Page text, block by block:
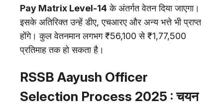
Pay Matrix Level-14 के अंतर्गत वेतन दिया जाएगा।
इसके अतिरिक्त उन्हें डीए, एचआरए और अन्य भत्ते भी प्राप्त
होंगे। कुल वेतनमान लगभग ₹56,100 से ₹1,77,500
प्रतिमाह तक हो सकता है।
RSSB Aayush Officer
Selection Process 2025 : चयन